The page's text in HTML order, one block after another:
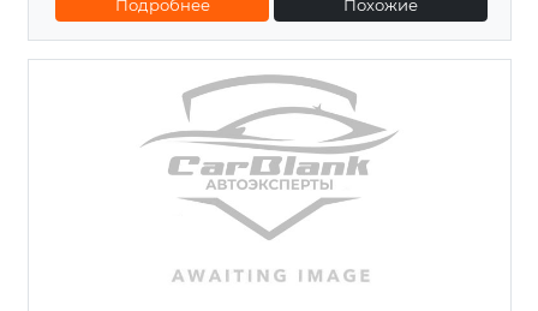
Подробнее Похожие